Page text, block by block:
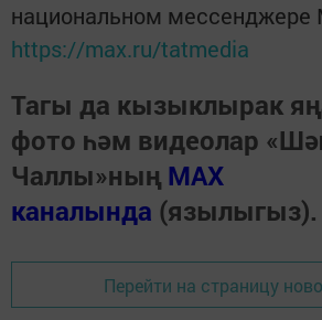
национальном мессенджере
https://max.ru/tatmedia
Тагы да кызыклырак
фото һәм видеолар
Чаллы»ның MAX
каналында (язылыгыз).
Перейти на страницу